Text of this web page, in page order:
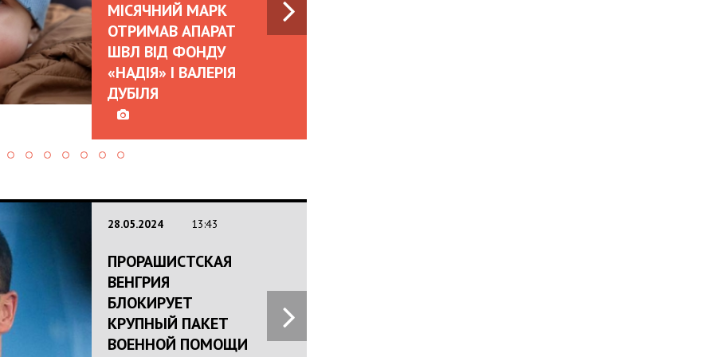
МІСЯЧНИЙ МАРК
ОТРИМАВ АПАРАТ
ШВЛ ВІД ФОНДУ
«НАДІЯ» І ВАЛЕРІЯ
ДУБІЛЯ
28.05.2024 13:43
ПРОРАШИСТСКАЯ
ВЕНГРИЯ
БЛОКИРУЕТ
КРУПНЫЙ ПАКЕТ
ВОЕННОЙ ПОМОЩИ